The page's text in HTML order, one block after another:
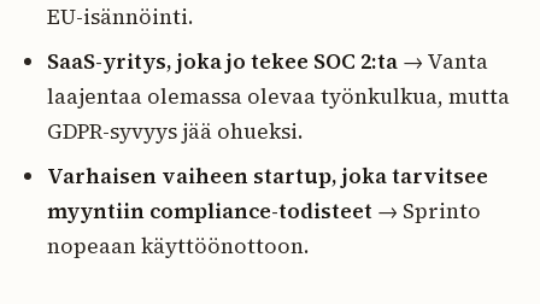
EU-isännöinti.
SaaS-yritys, joka jo tekee SOC 2:ta → Vanta
laajentaa olemassa olevaa työnkulkua, mutta
GDPR-syvyys jää ohueksi.
Varhaisen vaiheen startup, joka tarvitsee
myyntiin compliance-todisteet → Sprinto
nopeaan käyttöönottoon.